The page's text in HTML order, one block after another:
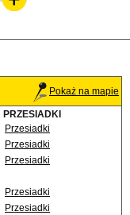
Pokaż na mapie
PRZESIADKI
Przesiadki
Przesiadki
Przesiadki
Przesiadki
Przesiadki